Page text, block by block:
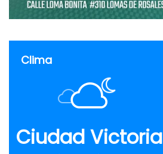
Clima
Ciudad Victoria